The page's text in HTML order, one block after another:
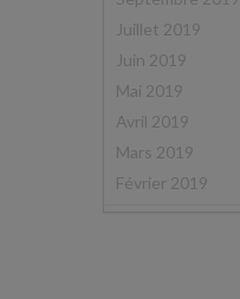
Juillet 2019
Juin 2019
Mai 2019
Avril 2019
Mars 2019
Février 2019